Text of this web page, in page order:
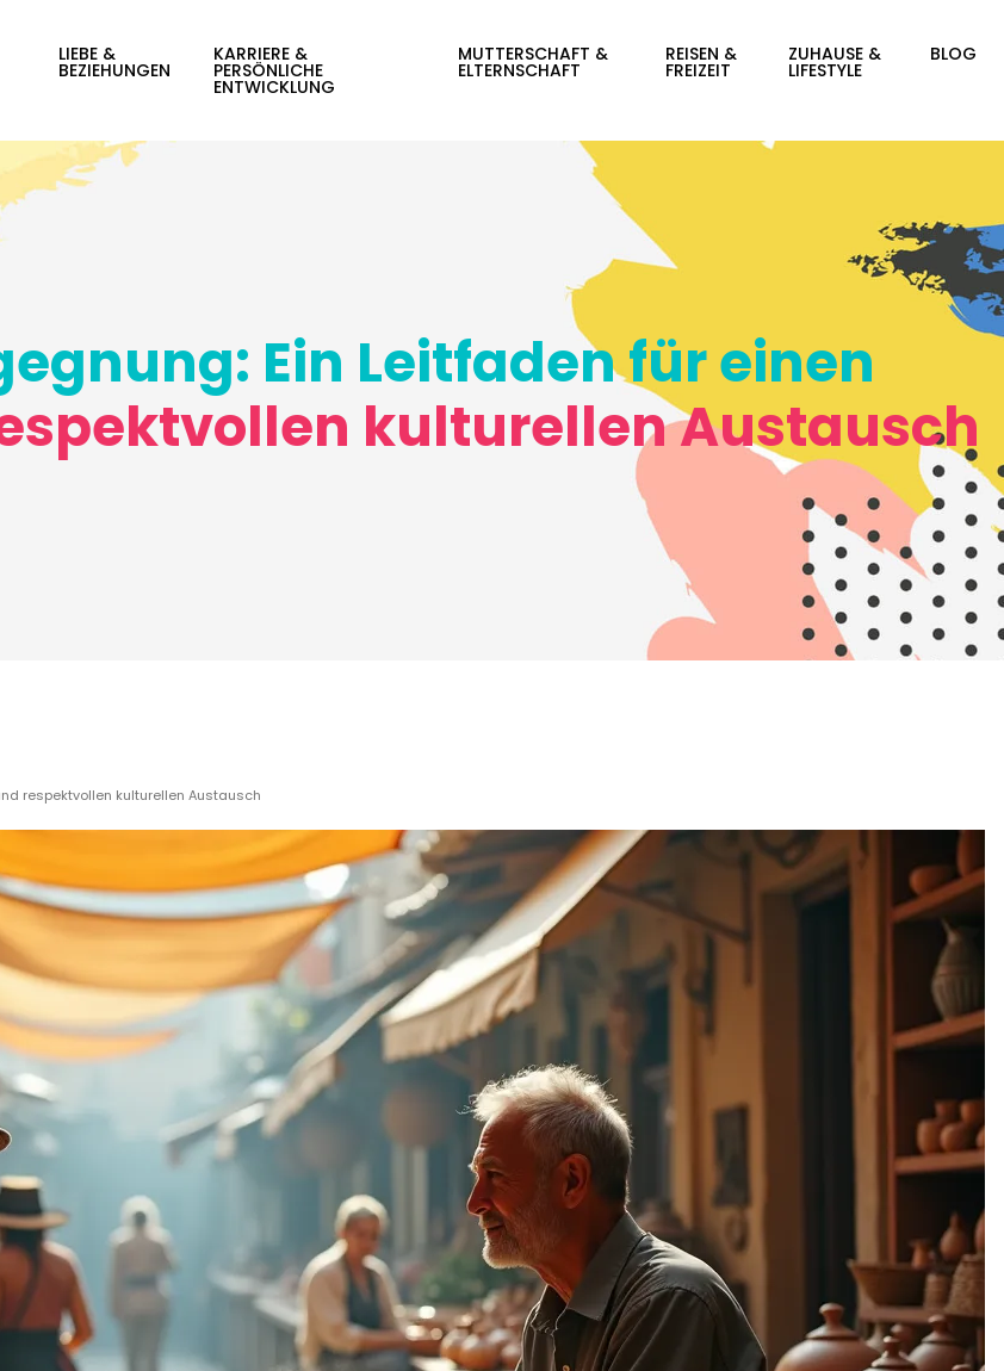
LIEBE &
BEZIEHUNGEN
KARRIERE &
PERSÖNLICHE
ENTWICKLUNG
MUTTERSCHAFT &
ELTERNSCHAFT
REISEN &
FREIZEIT
ZUHAUSE &
LIFESTYLE
BLOG
Ein Leitfaden für einen
kulturellen Austausch
respektvollen kulturellen Austausch